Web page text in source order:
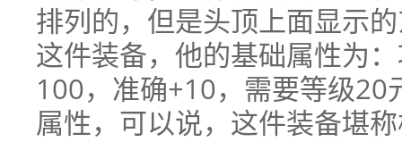
排列的，但是头顶上面显示
这件装备，他的基础属性为
100，准确+10，需要等级20
属性，可以说，这件装备堪